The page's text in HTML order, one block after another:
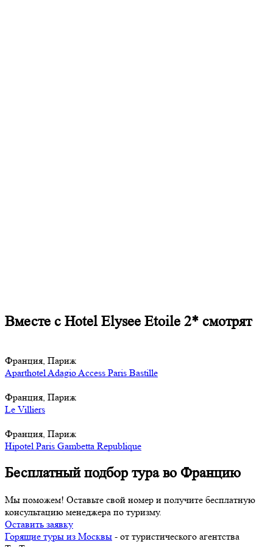
Вместе с Hotel Elysee Etoile 2* смотрят
Франция, Париж
Aparthotel Adagio Access Paris Bastille
Франция, Париж
Le Villiers
Франция, Париж
Hipotel Paris Gambetta Republique
Бесплатный подбор тура во Францию
Мы поможем! Оставьте свой номер и получите бесплатную
консультацию менеджера по туризму.
Оставить заявку
Горящие туры из Москвы - от туристического агентства